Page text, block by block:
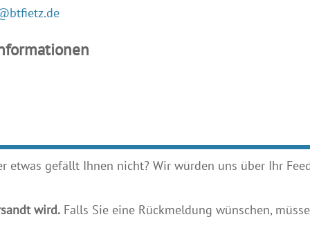
etwas gefällt Ihnen nicht? Wir würden uns über Ihr
wird.Falls Sie eine Rückmeldung wünschen,